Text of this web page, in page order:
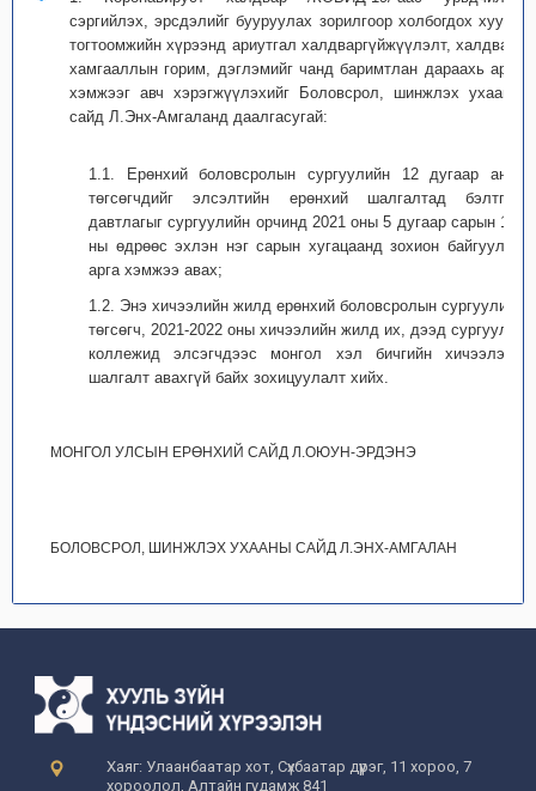
сэргийлэх, эрсдэлийг бууруулах зорилгоор холбогдох хууль
тогтоомжийн хүрээнд ариутгал халдваргүйжүүлэлт, халдвар,
хамгааллын горим, дэглэмийг чанд баримтлан дараахь арга
хэмжээг авч хэрэгжүүлэхийг Боловсрол, шинжлэх ухааны
сайд Л.Энх-Амгаланд даалгасугай:
1.1. Ерөнхий боловсролын сургуулийн 12 дугаар анги
төгсөгчдийг элсэлтийн ерөнхий шалгалтад бэлтгэх
давтлагыг сургуулийн орчинд 2021 оны 5 дугаар сарын 17-
ны өдрөөс эхлэн нэг сарын хугацаанд зохион байгуулах
арга хэмжээ авах;
1.2. Энэ хичээлийн жилд ерөнхий боловсролын сургуулийг
төгсөгч, 2021-2022 оны хичээлийн жилд их, дээд сургууль,
коллежид элсэгчдээс монгол хэл бичгийн хичээлээр
шалгалт авахгүй байх зохицуулалт хийх.
МОНГОЛ УЛСЫН ЕРӨНХИЙ САЙД Л.ОЮУН-ЭРДЭНЭ
БОЛОВСРОЛ, ШИНЖЛЭХ УХААНЫ САЙД Л.ЭНХ-АМГАЛАН
Хаяг: Улаанбаатар хот, Сүхбаатар дүүрэг, 11 хороо, 7
хороолол, Алтайн гудамж 841